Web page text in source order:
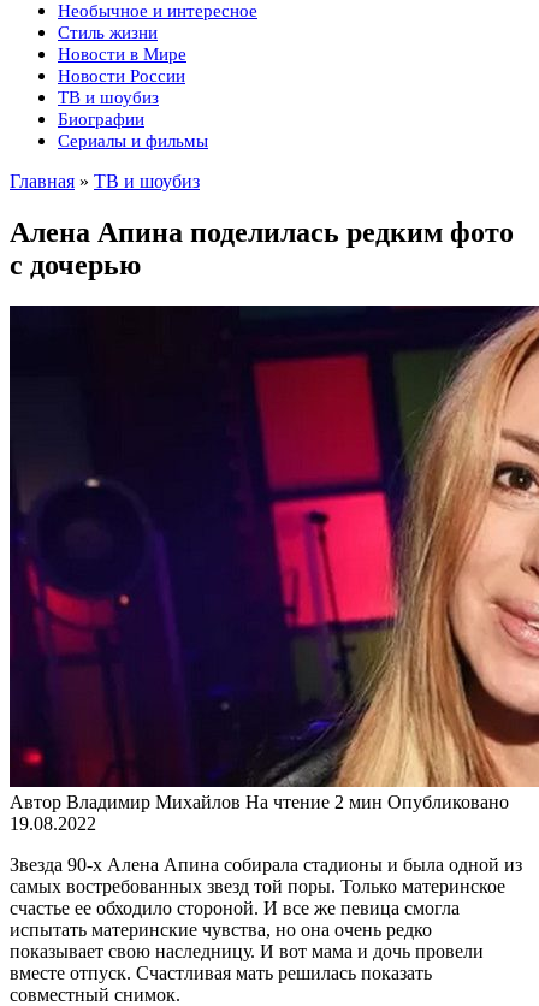
Необычное и интересное
Стиль жизни
Новости в Мире
Новости России
ТВ и шоубиз
Биографии
Сериалы и фильмы
Главная » ТВ и шоубиз
Алена Апина поделилась редким фото
с дочерью
Автор Владимир Михайлов На чтение 2 мин Опубликовано
19.08.2022
Звезда 90-х Алена Апина собирала стадионы и была одной из
самых востребованных звезд той поры. Только материнское
счастье ее обходило стороной. И все же певица смогла
испытать материнские чувства, но она очень редко
показывает свою наследницу. И вот мама и дочь провели
вместе отпуск. Счастливая мать решилась показать
совместный снимок.